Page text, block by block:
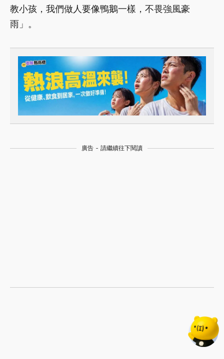
教小孩，我們做人要像鴨鵝一樣，不畏強風豪
雨」。
廣告 - 請繼續往下閱讀